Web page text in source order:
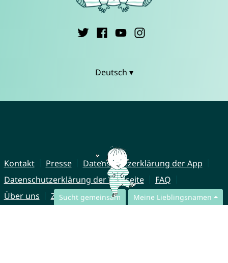
Sucht gemeinsam Meine Lieblingsnamen
Deutsch ▾
Kontakt Presse
Datenschutzerklärung der App
Datenschutzerklärung der Webseite
FAQ
Über uns
Zusammenarbeit Impressum